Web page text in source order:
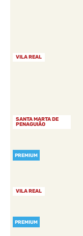
VILA REAL
SANTA MARTA DE
PENAGUIÃO
VILA REAL
PREMIUM
PREMIUM